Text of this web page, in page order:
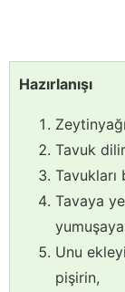
Hazırlanışı
Tavuk
Tavukları
Tavaya
Unu
pişirin,